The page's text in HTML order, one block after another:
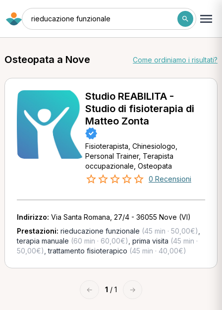
rieducazione funzionale
Osteopata a Nove Come ordiniamo i risultati?
Studio REABILITA -
Studio di fisioterapia di
Matteo Zonta
Fisioterapista, Chinesiologo,
Personal Trainer, Terapista
occupazionale, Osteopata
0 Recensioni
Indirizzo: Via Santa Romana, 27/4 - 36055 Nove (VI)
Prestazioni: rieducazione funzionale (45 min · 50,00€)
terapia manuale (60 min · 60,00€) prima visita (45 min ·
50,00€) ,trattamento fisioterapico (45 min · 40,00€)
← 1 / 1 →